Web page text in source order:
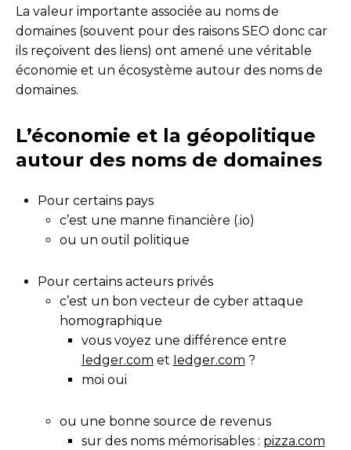
La valeur importante associée au noms de
domaines (souvent pour des raisons SEO donc car
ils reçoivent des liens) ont amené une véritable
économie et un écosystème autour des noms de
domaines.
L’économie et la géopolitique
autour des noms de domaines
Pour certains pays
c’est une manne financière (.io)
ou un outil politique
Pour certains acteurs privés
c’est un bon vecteur de cyber attaque
homographique
vous voyez une différence entre
ledger.com et Iedger.com ?
moi oui
ou une bonne source de revenus
sur des noms mémorisables : pizza.com